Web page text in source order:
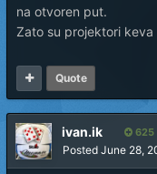
na otvoren put.
Zato su projektori keva
Quote
ivan.ik 625
Posted June 28,